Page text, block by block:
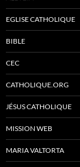
EGLISE CATHOLIQUE
BIBLE
CEC
CATHOLIQUE.ORG
JÉSUS CATHOLIQUE
MISSION WEB
MARIA VALTORTA